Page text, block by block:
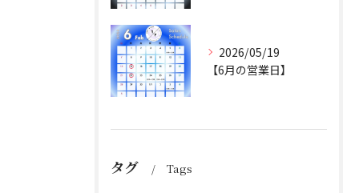
2026/05/19
【6月の営業日】
タグ Tags